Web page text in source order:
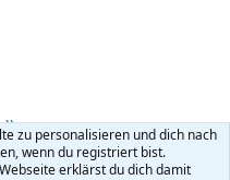
))
Hilfe
R
zu personalisieren und dich nach
wenn du registriert bist.
erklärst du dich damit